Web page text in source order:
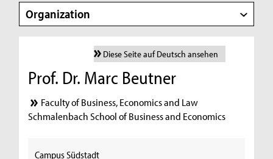
Organization
Diese Seite auf Deutsch ansehen
Prof. Dr. Marc Beutner
Faculty of Business, Economics and Law
Schmalenbach School of Business and Economics
Campus Südstadt